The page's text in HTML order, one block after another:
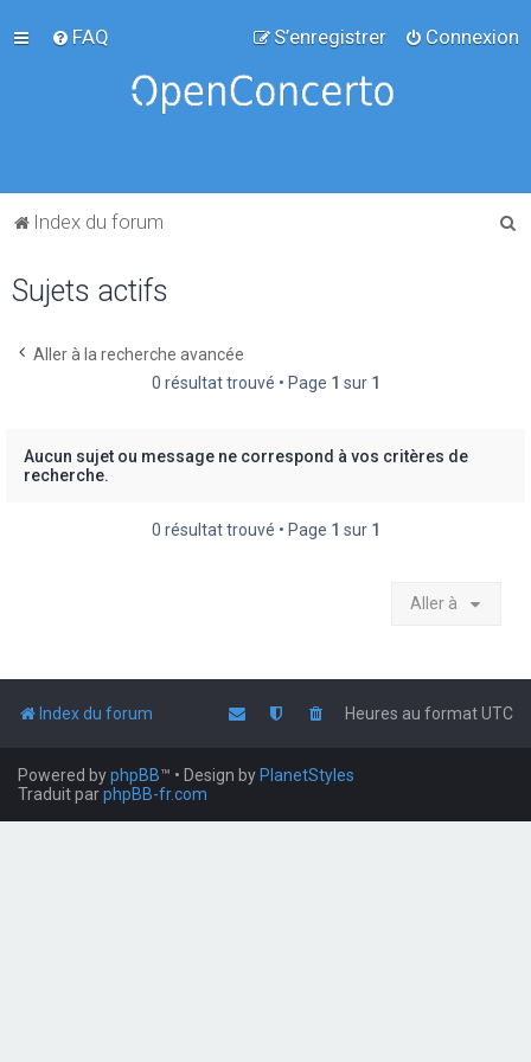
FAQ Connexion
S’enregistrer
Index du forum
Sujets actifs
Aller à la recherche avancée
0 résultat trouvé • Page 1 sur 1
Aucun sujet ou message ne correspond à vos critères de
recherche.
0 résultat trouvé • Page 1 sur 1
Aller à
Index du forum Heures au formatUTC
Powered byphpBB™ • Design by PlanetStyles
Traduit parphpBB-fr.com